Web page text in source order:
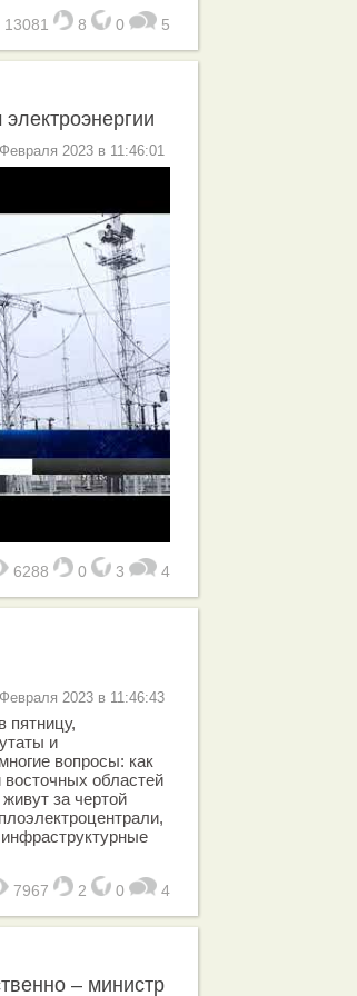
13081 8 0 5
2023 в 11:46:01
6288 0 3 4
2023 в 11:46:43
пятницу,
и
вопросы: как
восточных областей
за чертой
7967 2 0 4
– министр